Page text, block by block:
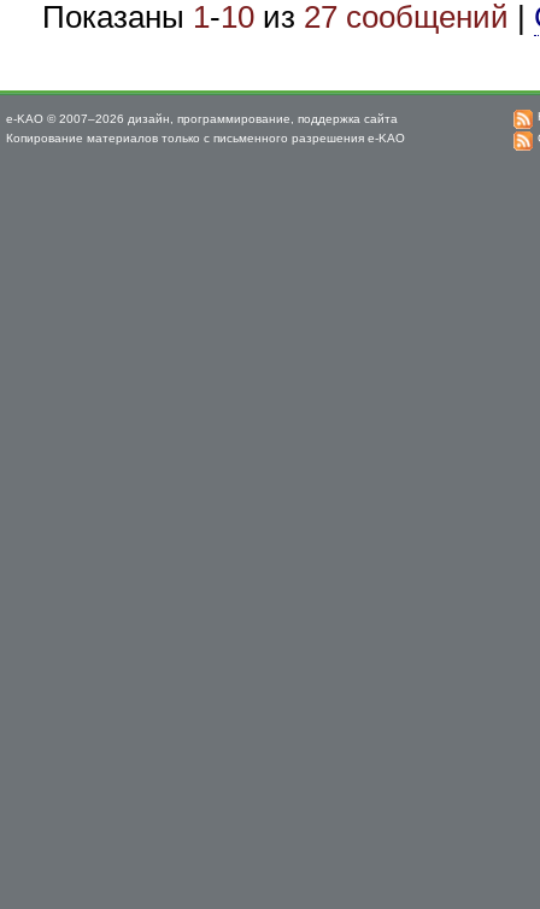
Показаны 1-10 из 27 сообщений |
e-KAO © 2007–2026 дизайн, программирование, поддержка сайта
Копирование материалов только с письменного разрешения e-KAO